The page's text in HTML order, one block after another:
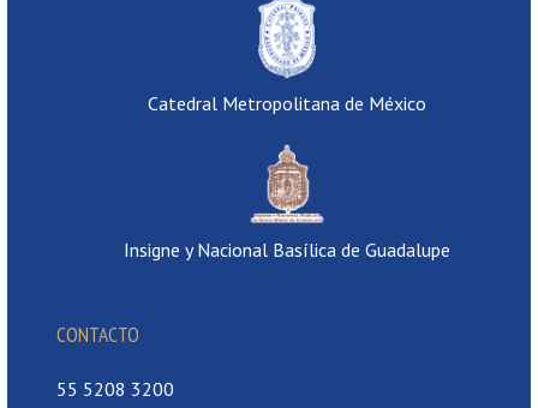
Catedral Metropolitana de México
Insigne y Nacional Basílica de Guadalupe
CONTACTO
55 5208 3200